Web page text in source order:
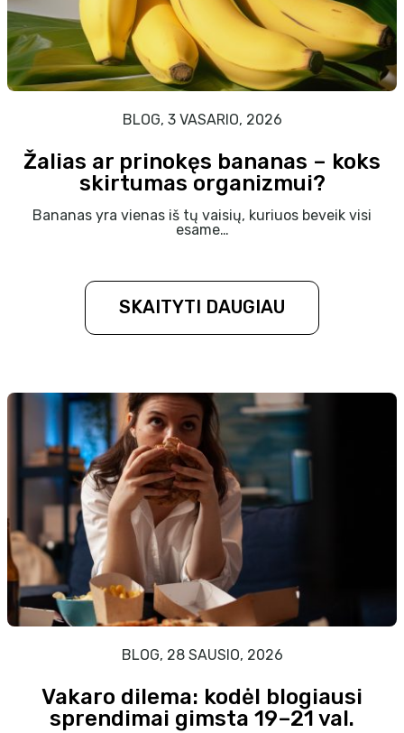
BLOG, 3 VASARIO, 2026
Žalias ar prinokęs bananas – koks
skirtumas organizmui?
Bananas yra vienas iš tų vaisių, kuriuos beveik visi
esame…
SKAITYTI DAUGIAU
BLOG, 28 SAUSIO, 2026
Vakaro dilema: kodėl blogiausi
sprendimai gimsta 19–21 val.